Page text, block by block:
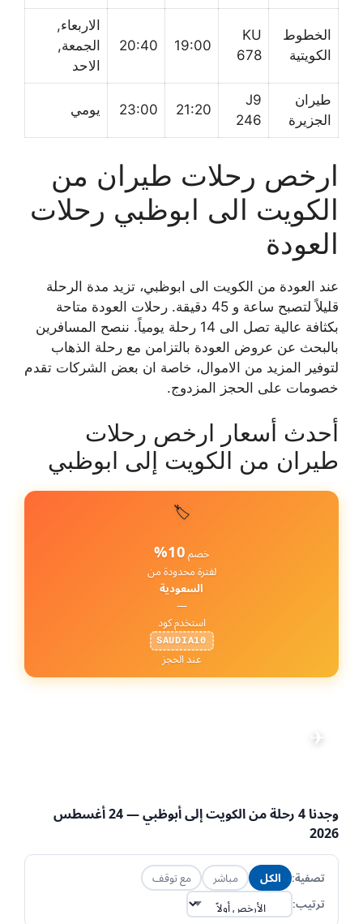
الخطوط
الكويتية
KU
678
19:00
20:40
الاربعاء,
الجمعة,
الاحد
طيران
الجزيرة
J9
246
21:20
23:00 يومي
ارخص رحلات طيران من
الكويت الى ابوظبي رحلات
العودة
عند العودة من الكويت الى ابوظبي، تزيد مدة الرحلة
قليلاً لتصبح ساعة و 45 دقيقة. رحلات العودة متاحة
بكثافة عالية تصل الى 14 رحلة يومياً. ننصح المسافرين
بالبحث عن عروض العودة بالتزامن مع رحلة الذهاب
لتوفير المزيد من الاموال، خاصة ان بعض الشركات تقدم
خصومات على الحجز المزدوج.
أحدث أسعار ارخص رحلات
طيران من الكويت إلى ابوظبي
🏷️
خصم 10%
لفترة محدودة من
السعودية
—
استخدم كود
SAUDIA10
عند الحجز
✈
وجدنا 4 رحلة منالكويتإلىأبوظبي
— 24 أغسطس
2026
تصفية: الكل مباشر
مع توقف
ترتيب: